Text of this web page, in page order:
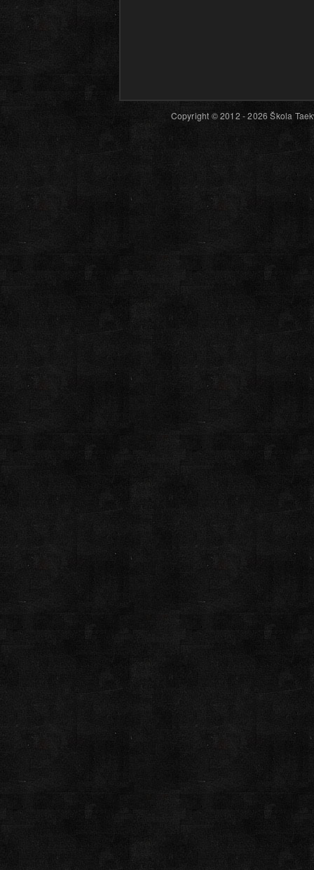
Copyright © 2012 - 2026 Škola